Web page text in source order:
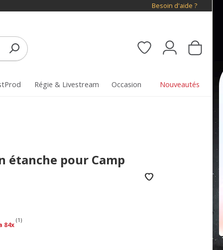
Besoin d'aide ?
Régie & Livestream Occasion Nouveautés
étanche pour Camp
84x
(1)